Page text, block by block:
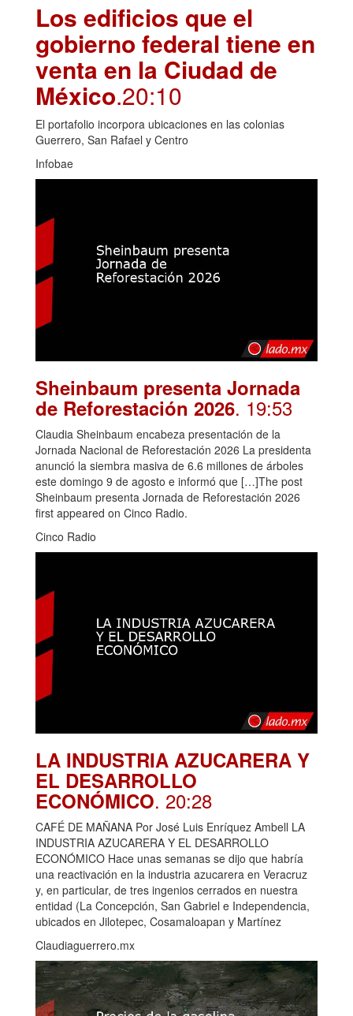
Los edificios que el
gobierno federal tiene en
venta en la Ciudad de
México.20:10
El portafolio incorpora ubicaciones en las colonias
Guerrero, San Rafael y Centro
Infobae
Sheinbaum presenta Jornada
de Reforestación 2026. 19:53
Claudia Sheinbaum encabeza presentación de la
Jornada Nacional de Reforestación 2026 La presidenta
anunció la siembra masiva de 6.6 millones de árboles
este domingo 9 de agosto e informó que […]The post
Sheinbaum presenta Jornada de Reforestación 2026
first appeared on Cinco Radio.
Cinco Radio
LA INDUSTRIA AZUCARERA Y
EL DESARROLLO
ECONÓMICO. 20:28
CAFÉ DE MAÑANA Por José Luis Enríquez Ambell LA
INDUSTRIA AZUCARERA Y EL DESARROLLO
ECONÓMICO Hace unas semanas se dijo que habría
una reactivación en la industria azucarera en Veracruz
y, en particular, de tres ingenios cerrados en nuestra
entidad (La Concepción, San Gabriel e Independencia,
ubicados en Jilotepec, Cosamaloapan y Martínez
Claudiaguerrero.mx